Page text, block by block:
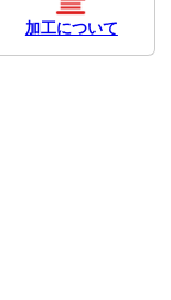
加工について